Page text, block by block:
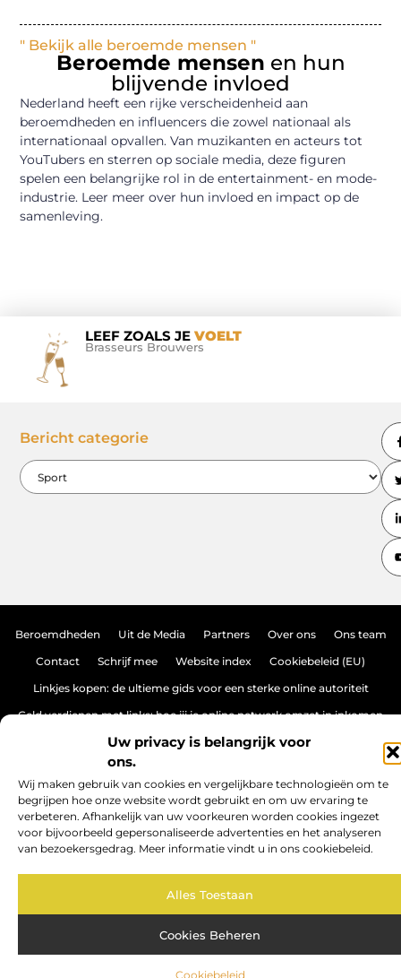
Uw privacy is belangrijk voor
ons.
Wij maken gebruik van cookies en vergelijkbare technologieën om te
begrijpen hoe onze website wordt gebruikt en om uw ervaring te
verbeteren. Afhankelijk van uw voorkeuren worden cookies ingezet
voor bijvoorbeeld gepersonaliseerde advertenties en het analyseren
van bezoekersgedrag. Meer informatie vindt u in ons cookiebeleid.
Alles Toestaan
Cookies Beheren
Cookiebeleid
" Bekijk alle beroemde mensen "
Beroemde mensen en hun
blijvende invloed
Nederland heeft een rijke verscheidenheid aan
beroemdheden en influencers die zowel nationaal als
internationaal opvallen. Van muzikanten en acteurs tot
YouTubers en sterren op sociale media, deze figuren
spelen een belangrijke rol in de entertainment- en mode-
industrie. Leer meer over hun invloed en impact op de
samenleving.
LEEF ZOALS JE VOELT
Brasseurs Brouwers
Bericht categorie
Beroemdheden Uit de Media Partners Over ons Ons team
Contact Schrijf mee Website index Cookiebeleid (EU)
Linkjes kopen: de ultieme gids voor een sterke online autoriteit
Geld verdienen met links: hoe jij je online netwerk omzet in inkomen